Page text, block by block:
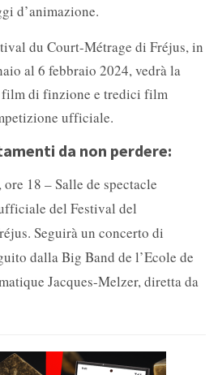
d’animazione.
du Court-Métrage di Fréjus, in
al 6 febbraio 2024, vedrà la
di finzione e tredici film
ufficiale.
da non perdere:
, ore 18 – Salle de spectacle
del Festival del
Seguirà un concerto di
dalla Big Band de l’Ecole de
Jacques-Melzer, diretta da